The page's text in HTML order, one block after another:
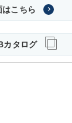
はこちら
カタログ